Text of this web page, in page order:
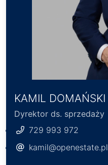
KAMIL DOMAŃSKI
Dyrektor ds. sprzedaży
729 993 972
kamil@openestate.pl